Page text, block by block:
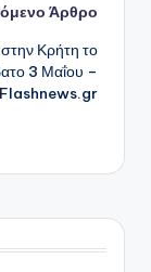
Άρθρο
Κρήτη το
3 Μαΐου –
Flashnews.gr